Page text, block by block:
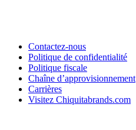
Contactez-nous
Politique de confidentialité
Politique fiscale
Chaîne d’approvisionnement
Carrières
Visitez Chiquitabrands.com